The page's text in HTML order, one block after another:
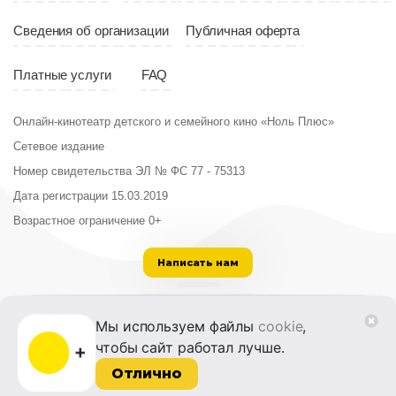
Мы используем файлы cookie,
чтобы сайт работал лучше.
Отлично
Сведения об организации Публичная оферта
Платные услуги FAQ
Онлайн-кинотеатр детского и семейного кино «Ноль Плюс»
Сетевое издание
Номер свидетельства ЭЛ № ФС 77 - 75313
Дата регистрации 15.03.2019
Возрастное ограничение 0+
Написать нам
ООО «Институт развития кино и медиа»
Лицензия на образовательную деятельность
№ Л035-01215-72/00614094 от 30 августа
2022 г.
© 2014-2026 Фонд «Жизнь и Дело»